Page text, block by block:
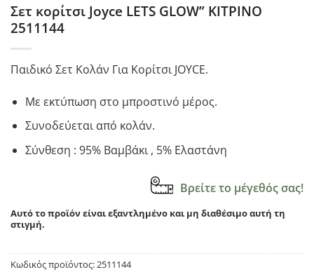
Σετ κορίτσι Joyce LETS GLOW” ΚΙΤΡΙΝΟ
2511144
Παιδικό Σετ Κολάν Για Κορίτσι JOYCE.
Με εκτύπωση στο μπροστινό μέρος.
Συνοδεύεται από κολάν.
Σύνθεση : 95% Βαμβάκι , 5% Ελαστάνη
Βρείτε το μέγεθός σας!
Αυτό το προϊόν είναι εξαντλημένο και μη διαθέσιμο αυτή τη
στιγμή.
Κωδικός προϊόντος:2511144